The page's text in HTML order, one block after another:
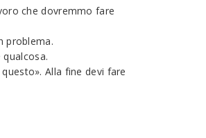
che dovremmo fare
problema.
Alla fine devi fare